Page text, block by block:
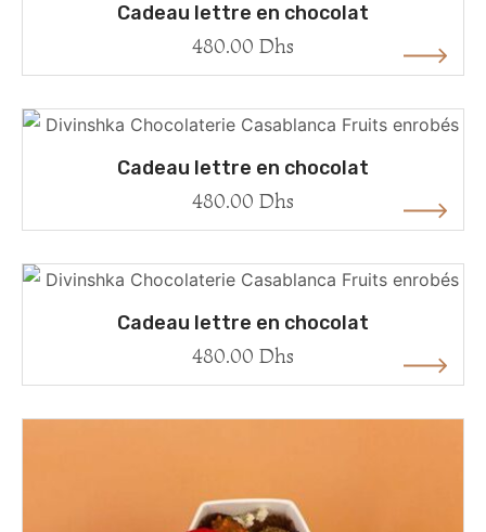
Cadeau lettre en chocolat
480.00 Dhs
Cadeau lettre en chocolat
480.00 Dhs
Cadeau lettre en chocolat
480.00 Dhs